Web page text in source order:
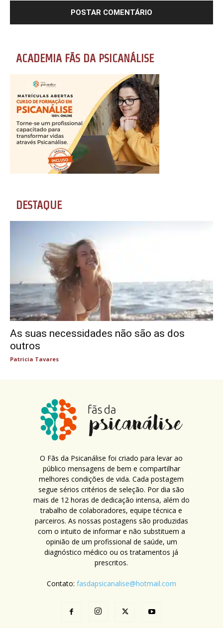
ACADEMIA FÃS DA PSICANÁLISE
DESTAQUE
As suas necessidades não são as dos
outros
Patricia Tavares
O Fãs da Psicanálise foi criado para levar ao
público mensagens de bem e compartilhar
melhores condições de vida. Cada postagem
segue sérios critérios de seleção. Por dia são
mais de 12 horas de dedicação intensa, além do
trabalho de colaboradores, equipe técnica e
parceiros. As nossas postagens são produzidas
com o intuito de informar e não substituem a
opinião de um profissional de saúde, um
diagnóstico médico ou os tratamentos já
prescritos.
Contato: fasdapsicanalise@hotmail.com